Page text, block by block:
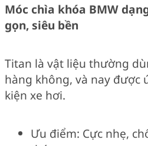
Móc chìa khóa BMW
gọn, siêu bền
Titan là vật liệu thường
hàng không, và nay được
kiện xe hơi.
Ưu điểm: Cực nhẹ,